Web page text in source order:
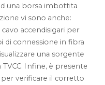
una borsa imbottita
vi sono anche:
accendisigari per
di connessione in fibra
una sorgente
Infine, è presente
per verificare il corretto